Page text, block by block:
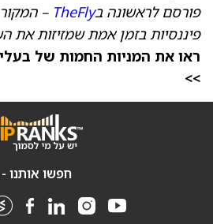
פורסם לראשונה בTheFly
–
פיננסיות בזמן אמת שמזיזות את
>>
חפשו אותנו -